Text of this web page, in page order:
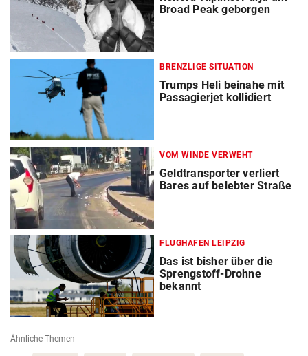
Broad Peak geborgen
BRENZLIGE SITUATION
Trumps Heli beinahe mit
Passagierjet kollidiert
VOM WINDE VERWEHT
Geldtransporter verliert
Bares auf belebter Straße
FLUGHAFEN LEIPZIG
Das ist bisher über die
Sprengstoff-Drohne
bekannt
Ähnliche Themen